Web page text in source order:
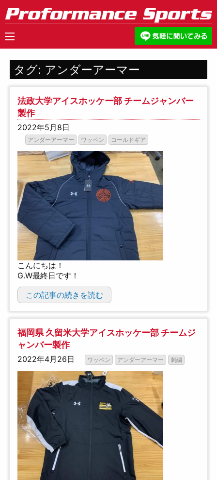
タグ: アンダーアーマー
法政大学アイスホッケー部 チームジャンバー
製作
2022年5月8日
アンダーアーマー ワッペン コールドギア
こんにちは！
G.W最終日です！
この記事の続きを読む
福岡県 久留米大学アイスホッケー部 チームジ
ャンバー製作
2022年4月26日 ワッペン アンダーアーマー 刺繍